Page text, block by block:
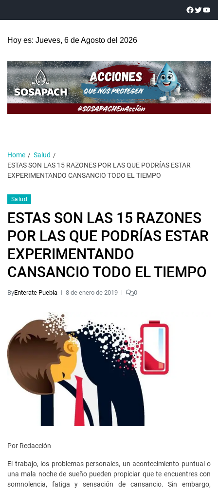
Hoy es: Jueves, 6 de Agosto del 2026
Home
Salud
ESTAS SON LAS 15 RAZONES POR LAS QUE PODRÍAS ESTAR
EXPERIMENTANDO CANSANCIO TODO EL TIEMPO
Salud
ESTAS SON LAS 15 RAZONES
POR LAS QUE PODRÍAS ESTAR
EXPERIMENTANDO
CANSANCIO TODO EL TIEMPO
ByEnterate Puebla 8 de enero de 2019 0
Por Redacción
El trabajo, los problemas personales, un acontecimiento puntual o
una mala noche de sueño pueden propiciar que te encuentres con
somnolencia, fatiga y sensación de cansancio. Sin embargo,